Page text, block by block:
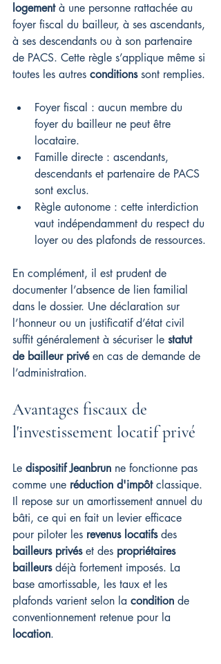
logement à une personne rattachée au
foyer fiscal du bailleur, à ses ascendants,
à ses descendants ou à son partenaire
de PACS. Cette règle s’applique même si
toutes les autres conditions sont remplies.
Foyer fiscal : aucun membre du
foyer du bailleur ne peut être
locataire.
Famille directe : ascendants,
descendants et partenaire de PACS
sont exclus.
Règle autonome : cette interdiction
vaut indépendamment du respect du
loyer ou des plafonds de ressources.
En complément, il est prudent de
documenter l’absence de lien familial
dans le dossier. Une déclaration sur
l’honneur ou un justificatif d’état civil
suffit généralement à sécuriser le statut
de bailleur privé en cas de demande de
l’administration.
Avantages fiscaux de
l'investissement locatif privé
Le dispositif Jeanbrun ne fonctionne pas
comme une réduction d'impôt classique.
Il repose sur un amortissement annuel du
bâti, ce qui en fait un levier efficace
pour piloter les revenus locatifs des
bailleurs privés et des propriétaires
bailleurs déjà fortement imposés. La
base amortissable, les taux et les
plafonds varient selon la condition de
conventionnement retenue pour la
location.